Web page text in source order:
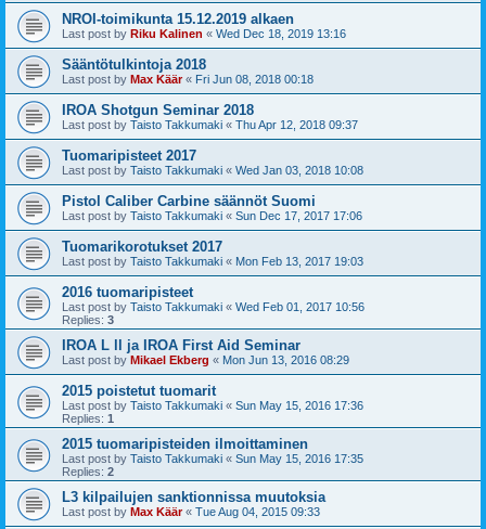
NROI-toimikunta 15.12.2019 alkaen
Last post by Riku Kalinen « Wed Dec 18, 2019 13:16
Sääntötulkintoja 2018
Last post by Max Käär« Fri Jun 08, 2018 00:18
IROA Shotgun Seminar 2018
Last post by Taisto Takkumaki « Thu Apr 12, 2018 09:37
Tuomaripisteet 2017
Last post by Taisto Takkumaki « Wed Jan 03, 2018 10:08
Pistol Caliber Carbine säännöt Suomi
Last post by Taisto Takkumaki « Sun Dec 17, 2017 17:06
Tuomarikorotukset 2017
Last post by Taisto Takkumaki « Mon Feb 13, 2017 19:03
2016 tuomaripisteet
Last post by Taisto Takkumaki « Wed Feb 01, 2017 10:56
Replies: 3
IROA L ll ja IROA First Aid Seminar
Last post by Mikael Ekberg « Mon Jun 13, 2016 08:29
2015 poistetut tuomarit
Last post by Taisto Takkumaki « Sun May 15, 2016 17:36
Replies: 1
2015 tuomaripisteiden ilmoittaminen
Last post by Taisto Takkumaki « Sun May 15, 2016 17:35
Replies: 2
L3 kilpailujen sanktionnissa muutoksia
Last post by Max Käär« Tue Aug 04, 2015 09:33